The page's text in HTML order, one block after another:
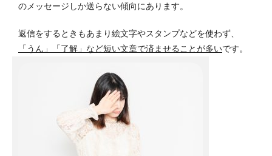
のメッセージしか送らない傾向にあります。
返信をするときもあまり絵文字やスタンプなどを使わず、
「うん」「了解」など短い文章で済ませることが多いです。